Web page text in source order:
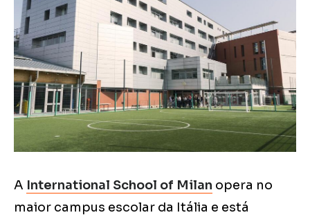
A International School of Milan opera no
maior campus escolar da Itália e está